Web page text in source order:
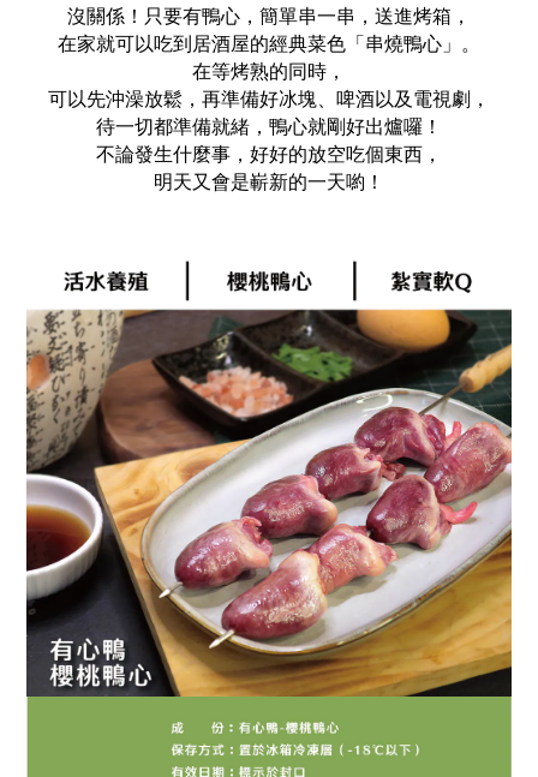
沒關係！只要有鴨心，簡單串一串，送進烤箱，
在家就可以吃到居酒屋的經典菜色「串燒鴨心」。
在等烤熟的同時，
可以先沖澡放鬆，再準備好冰塊、啤酒以及電視劇，
待一切都準備就緒，鴨心就剛好出爐囉！
不論發生什麼事，好好的放空吃個東西，
明天又會是嶄新的一天喲！